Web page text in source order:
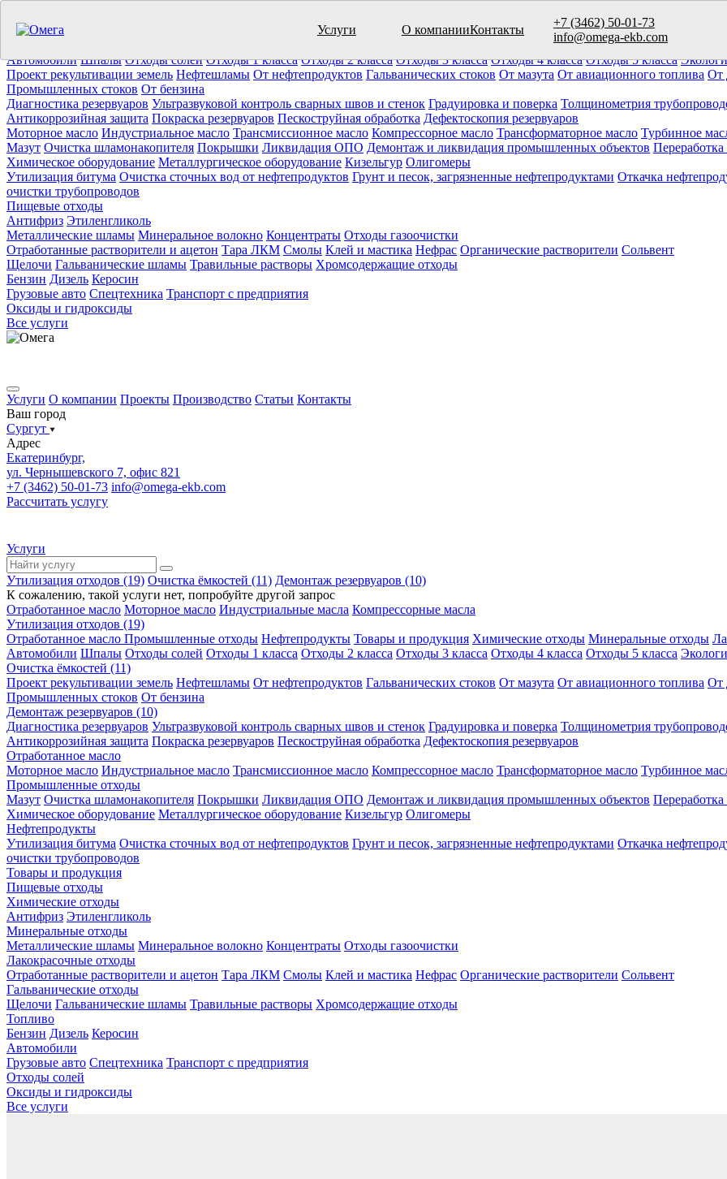
Услуги О компанииКонтакты
+7 (3462) 50-01-73
info@omega-ekb.com
Утилизация отходов (19)
Демонтаж резервуаров (10)
Химические отходы Минеральные отходы
Автомобили Шпалы Отходы солей Отходы 1 класса Отходы 2 класса Отходы 3 класса Отходы 4 класса Отходы 5 класса
Проект рекультивации земель Нефтешламы От нефтепродуктов Гальванических стоков От мазута От авиационного топлива От
Промышленных стоков От бензина
Диагностика резервуаров Ультразвуковой контроль сварных швов и стенок Градуировка и поверка Толщинометрия
Антикоррозийная защита Покраска резервуаров Пескоструйная обработка Дефектоскопия резервуаров
Моторное масло Индустриальное масло Трансмиссионное масло Компрессорное масло Трансформаторное масло Турбинное
Мазут Очистка шламонакопителя Покрышки Ликвидация ОПО Демонтаж и ликвидация промышленных объектов
Химическое оборудование Металлургическое оборудование Кизельгур Олигомеры
Утилизация битума Очистка сточных вод от нефтепродуктов Грунт и песок, загрязненные нефтепродуктами Откачка
очистки трубопроводов
Пищевые отходы
Антифриз Этиленгликоль
Металлические шламы Минеральное волокно Концентраты Отходы газоочистки
Отработанные растворители и ацетон Тара ЛКМ Смолы Клей и мастика Нефрас Органические растворители Сольвент
Щелочи Гальванические шламы Травильные растворы Хромсодержащие отходы
Бензин Дизель Керосин
Грузовые авто Спецтехника Транспорт с предприятия
Оксиды и гидроксиды
Все услуги
Услуги О компании Проекты Производство Статьи Контакты
Ваш город
Сургут
Адрес
Екатеринбург,
ул. Чернышевского 7, офис 821
+7 (3462) 50-01-73 info@omega-ekb.com
Рассчитать услугу
Услуги
Утилизация отходов (19) Очистка ёмкостей (11) Демонтаж резервуаров (10)
К сожалению, такой услуги нет, попробуйте другой запрос
Отработанное масло Моторное масло Индустриальные масла Компрессорные масла
Утилизация отходов (19)
Отработанное масло Промышленные отходы Нефтепродукты Товары и продукция Химические отходы Минеральные отходы
Автомобили Шпалы Отходы солей Отходы 1 класса Отходы 2 класса Отходы 3 класса Отходы 4 класса Отходы 5 класса
Очистка ёмкостей (11)
Проект рекультивации земель Нефтешламы От нефтепродуктов Гальванических стоков От мазута От авиационного топлива От
Промышленных стоков От бензина
Демонтаж резервуаров (10)
Диагностика резервуаров Ультразвуковой контроль сварных швов и стенок Градуировка и поверка Толщинометрия
Антикоррозийная защита Покраска резервуаров Пескоструйная обработка Дефектоскопия резервуаров
Отработанное масло
Моторное масло Индустриальное масло Трансмиссионное масло Компрессорное масло Трансформаторное масло Турбинное
Промышленные отходы
Мазут Очистка шламонакопителя Покрышки Ликвидация ОПО Демонтаж и ликвидация промышленных объектов
Химическое оборудование Металлургическое оборудование Кизельгур Олигомеры
Нефтепродукты
Утилизация битума Очистка сточных вод от нефтепродуктов Грунт и песок, загрязненные нефтепродуктами Откачка
очистки трубопроводов
Товары и продукция
Пищевые отходы
Химические отходы
Антифриз Этиленгликоль
Минеральные отходы
Металлические шламы Минеральное волокно Концентраты Отходы газоочистки
Лакокрасочные отходы
Отработанные растворители и ацетон Тара ЛКМ Смолы Клей и мастика Нефрас Органические растворители Сольвент
Гальванические отходы
Щелочи Гальванические шламы Травильные растворы Хромсодержащие отходы
Топливо
Бензин Дизель Керосин
Автомобили
Грузовые авто Спецтехника Транспорт с предприятия
Отходы солей
Оксиды и гидроксиды
Все услуги